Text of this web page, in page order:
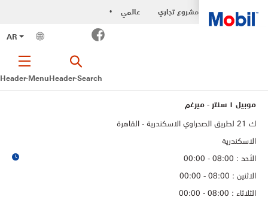
مشروع تجاري •
عالمي
AR
Facebook
Header-MenuHeader-Search
موبيل ١ سنتر - ميرغم
ك 21 لطريق الصحراوي الاسكندرية - القاهرة
الاسكندرية
الأحد : 08:00 - 00:00
الاثنين : 08:00 - 00:00
الثلاثاء : 08:00 - 00:00